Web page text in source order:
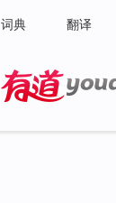
词典 翻译